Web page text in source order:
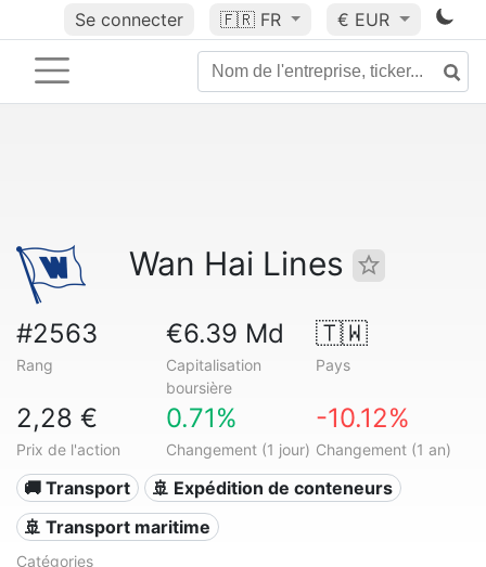
Se connecter 🇫🇷 FR € EUR
Wan Hai Lines
#2563
Rang
€6.39 Md
Capitalisation
boursière
🇹🇼
Pays
2,28 €
Prix de l'action
0.71%
Changement (1 jour)
-10.12%
Changement (1 an)
🚚 Transport
🚢 Expédition de conteneurs
🚢 Transport maritime
Catégories